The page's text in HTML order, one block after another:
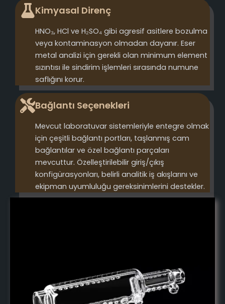
Kimyasal Direnç
HNO₃, HCl ve H₂SO₄ gibi agresif asitlere bozulma
veya kontaminasyon olmadan dayanır. Eser
metal analizi için gerekli olan minimum element
sızıntısı ile sindirim işlemleri sırasında numune
saflığını korur.
Bağlantı Seçenekleri
Mevcut laboratuvar sistemleriyle entegre olmak
için çeşitli bağlantı portları, taşlanmış cam
bağlantılar ve özel bağlantı parçaları
mevcuttur. Özelleştirilebilir giriş/çıkış
konfigürasyonları, belirli analitik iş akışlarını ve
ekipman uyumluluğu gereksinimlerini destekler.